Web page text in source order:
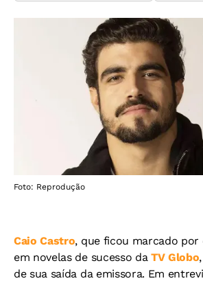
Foto: Reprodução
Caio Castro, que ficou marcado por
em novelas de sucesso da TV Globo
de sua saída da emissora. Em